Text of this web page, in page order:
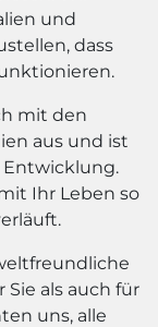
und
dass
mit den
aus und ist
Ihr Leben so
als auch für
uns, alle